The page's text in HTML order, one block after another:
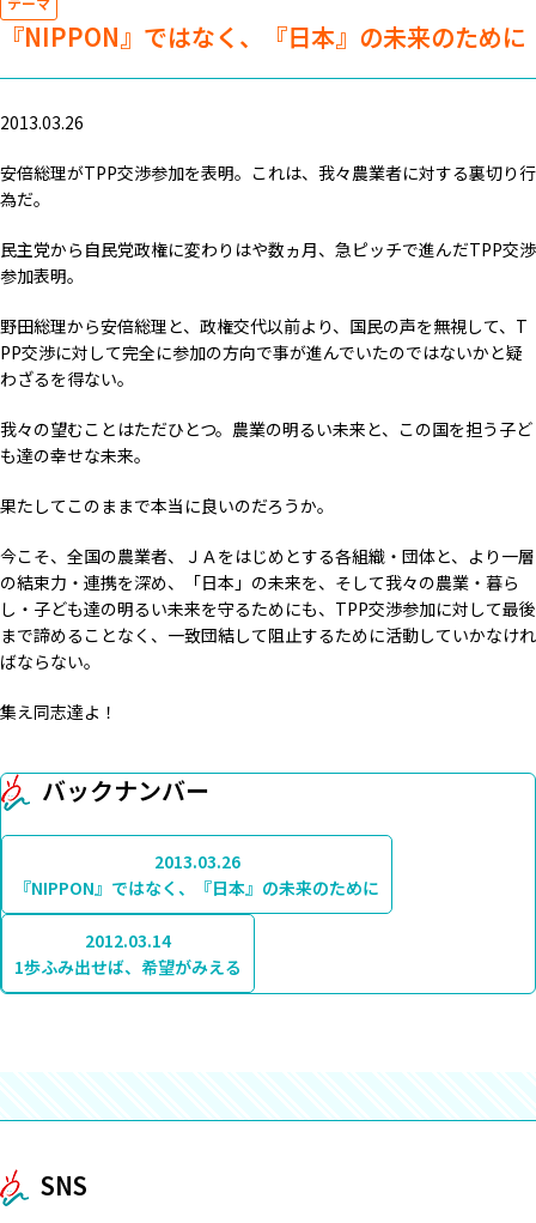
『NIPPON』ではなく、『日本』の未来のために
2013.03.26
安倍総理がTPP交渉参加を表明。これは、我々農業者に対する裏切り行
為だ。
民主党から自民党政権に変わりはや数ヵ月、急ピッチで進んだTPP交渉
参加表明。
野田総理から安倍総理と、政権交代以前より、国民の声を無視して、T
PP交渉に対して完全に参加の方向で事が進んでいたのではないかと疑
わざるを得ない。
我々の望むことはただひとつ。農業の明るい未来と、この国を担う子ど
も達の幸せな未来。
果たしてこのままで本当に良いのだろうか。
今こそ、全国の農業者、ＪＡをはじめとする各組織・団体と、より一層
の結束力・連携を深め、「日本」の未来を、そして我々の農業・暮ら
し・子ども達の明るい未来を守るためにも、TPP交渉参加に対して最後
まで諦めることなく、一致団結して阻止するために活動していかなけれ
ばならない。
集え同志達よ！
バックナンバー
2013.03.26
『NIPPON』ではなく、『日本』の未来のために
2012.03.14
1歩ふみ出せば、希望がみえる
SNS